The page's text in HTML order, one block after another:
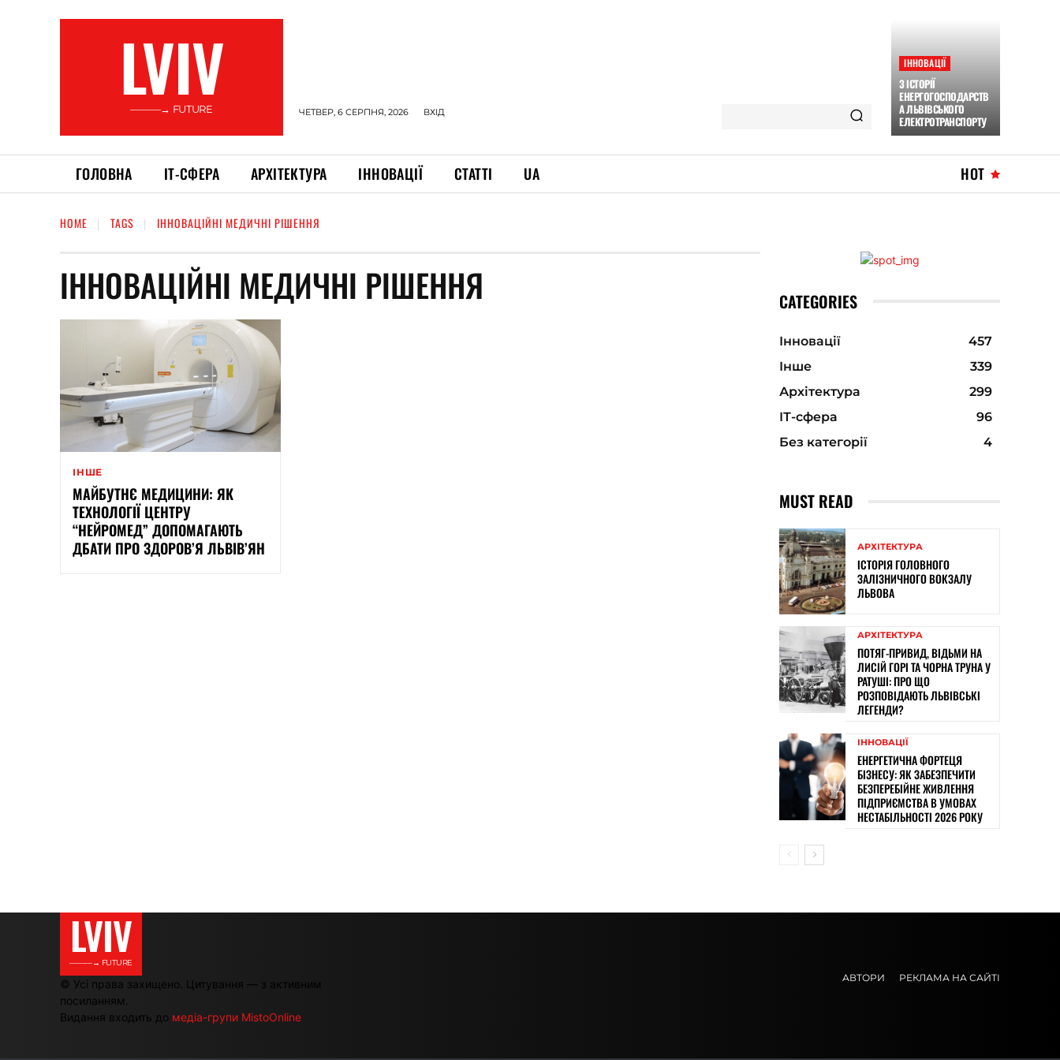
LVIV
———→ FUTURE ЧЕТВЕР, 6 СЕРПНЯ, 2026 ВХІД
ІННОВАЦІЇ
З ІСТОРІЇ
ЕНЕРГОГОСПОДАРСТВ
А ЛЬВІВСЬКОГО
ЕЛЕКТРОТРАНСПОРТУ
ГОЛОВНА ІТ-СФЕРА АРХІТЕКТУРА ІННОВАЦІЇ СТАТТІ UA HOT
HOME TAGS ІННОВАЦІЙНІ МЕДИЧНІ РІШЕННЯ
ІННОВАЦІЙНІ МЕДИЧНІ РІШЕННЯ
ІНШЕ
МАЙБУТНЄ МЕДИЦИНИ: ЯК
ТЕХНОЛОГІЇ ЦЕНТРУ
“НЕЙРОМЕД” ДОПОМАГАЮТЬ
ДБАТИ ПРО ЗДОРОВ’Я ЛЬВІВ’ЯН
CATEGORIES
Інновації
457
Інше
339
Архітектура
299
ІТ-сфера
96
Без категорії
4
MUST READ
АРХІТЕКТУРА
ІСТОРІЯ ГОЛОВНОГО
ЗАЛІЗНИЧНОГО ВОКЗАЛУ
ЛЬВОВА
АРХІТЕКТУРА
ПОТЯГ-ПРИВИД, ВІДЬМИ НА
ЛИСІЙ ГОРІ ТА ЧОРНА ТРУНА У
РАТУШІ: ПРО ЩО
РОЗПОВІДАЮТЬ ЛЬВІВСЬКІ
ЛЕГЕНДИ?
ІННОВАЦІЇ
ЕНЕРГЕТИЧНА ФОРТЕЦЯ
БІЗНЕСУ: ЯК ЗАБЕЗПЕЧИТИ
БЕЗПЕРЕБІЙНЕ ЖИВЛЕННЯ
ПІДПРИЄМСТВА В УМОВАХ
НЕСТАБІЛЬНОСТІ 2026 РОКУ
LVIV
———→ FUTURE
© Усі права захищено. Цитування — з активним
посиланням.
Видання входить до медіа-групи MistoOnline
АВТОРИ РЕКЛАМА НА САЙТІ